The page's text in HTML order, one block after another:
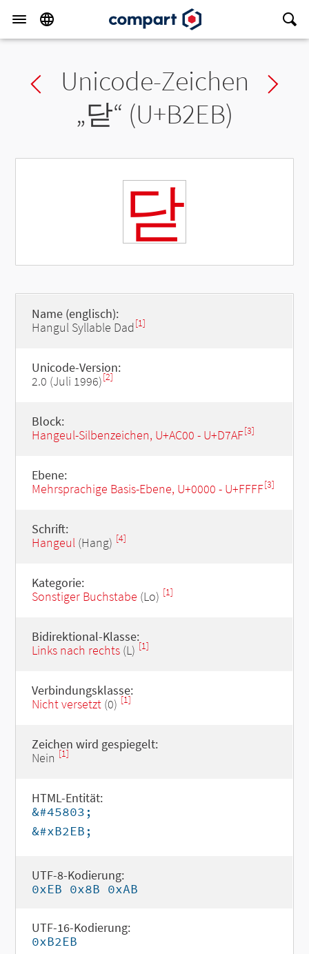
Previous char
Unicode-Zeichen
„닫“ (U+B2EB)
닫
Name (englisch):
Hangul Syllable Dad[1]
Unicode-Version:
2.0 (Juli 1996)[2]
Block:
Hangeul-Silbenzeichen, U+AC00 - U+D7AF[3]
Ebene:
Mehrsprachige Basis-Ebene, U+0000 - U+FFFF[3]
Schrift:
Hangeul(Hang) [4]
Kategorie:
Sonstiger Buchstabe (Lo) [1]
Bidirektional-Klasse:
Links nach rechts(L) [1]
Verbindungsklasse:
Nicht versetzt(0) [1]
Zeichen wird gespiegelt:
Nein [1]
HTML-Entität:
&#45803;
&#xB2EB;
UTF-8-Kodierung:
0xEB 0x8B 0xAB
UTF-16-Kodierung:
0xB2EB